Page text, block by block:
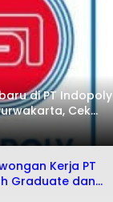
di PT Indopoly
Cek
Kerja PT
Graduate dan